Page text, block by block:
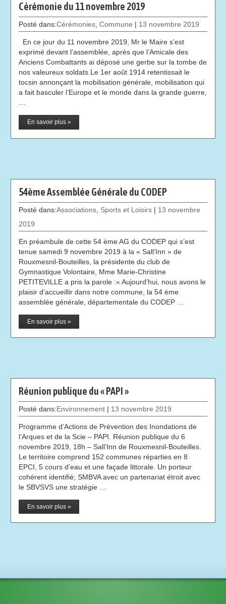
Cérémonie du 11 novembre 2019
Posté dans:Cérémonies,Commune | 13 novembre 2019
En ce jour du 11 novembre 2019, Mr le Maire s’est
exprimé devant l’assemblée, après que l’Amicale des
Anciens Combattants ai déposé une gerbe sur la tombe de
nos valeureux soldats.Le 1er août 1914 retentissait le
tocsin annonçant la mobilisation générale, mobilisation qui
a fait basculer l’Europe et le monde dans la grande guerre,
…
En savoir plus »
54ème Assemblée Générale du CODEP
Posté dans:Associations Sports et Loisirs | 13 novembre
2019
En préambule de cette 54 ème AG du CODEP qui s’est
tenue samedi 9 novembre 2019 à la « Sall’Inn » de
Rouxmesnil-Bouteilles, la présidente du club de
Gymnastique Volontaire, Mme Marie-Christine
PETITEVILLE a pris la parole :« Aujourd’hui, nous avons le
plaisir d’accueillir dans notre commune, la 54 ème
assemblée générale, départementale du CODEP …
En savoir plus »
Réunion publique du « PAPI »
Posté dans:Environnement | 13 novembre 2019
Programme d’Actions de Prévention des Inondations de
l’Arques et de la Scie – PAPI. Réunion publique du 6
novembre 2019, 18h – Sall’Inn de Rouxmesnil-Bouteilles.
Le territoire comprend 152 communes réparties en 8
EPCI, 5 cours d’eau et une façade littorale. Un porteur
cohérent identifié; SMBVA avec un partenariat étroit avec
le SBVSVS une stratégie …
En savoir plus »